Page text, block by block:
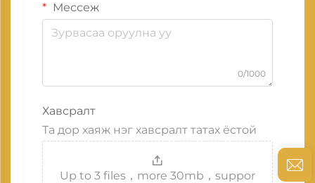
Мессеж
0/1000
Хавсралт
Та дор хаяж нэг хавсралт татах ёстой
Up to 3 files，more 30mb，suppor